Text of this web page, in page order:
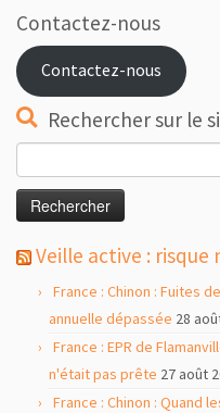
Contactez-nous
Contactez-nous
Rechercher sur le
Veille active : risque
France : Chinon : Fuites
annuelle dépassée 28
France : EPR de
n'était pas prête 27 août
France : Chinon : Quand